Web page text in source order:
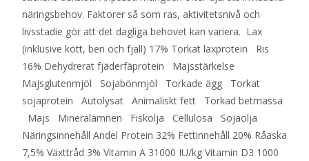
näringsbehov. Faktorer så som ras, aktivitetsnivå och
livsstadie gör att det dagliga behovet kan variera. Lax
(inklusive kött, ben och fjäll) 17% Torkat laxprotein Ris
16% Dehydrerat fjäderfäprotein Majsstärkelse
Majsglutenmjöl Sojabönmjöl Torkade ägg Torkat
sojaprotein Autolysat Animaliskt fett Torkad betmassa
Majs Mineralämnen Fiskolja Cellulosa Sojaolja
Näringsinnehåll Andel Protein 32% Fettinnehåll 20% Råaska
7,5% Växttråd 3% Vitamin A 31000 IU/kg Vitamin D3 1000